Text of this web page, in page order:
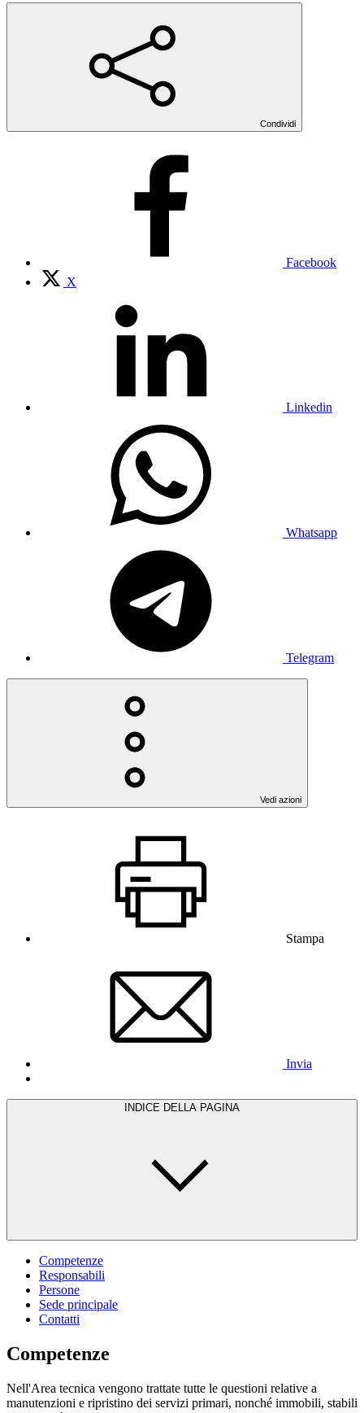
Condividi
Facebook
X
Linkedin
Whatsapp
Telegram
Vedi azioni
Stampa
Invia
INDICE DELLA PAGINA
Competenze
Responsabili
Persone
Sede principale
Contatti
Competenze
Nell'Area tecnica vengono trattate tutte le questioni relative a
manutenzioni e ripristino dei servizi primari, nonché immobili, stabili